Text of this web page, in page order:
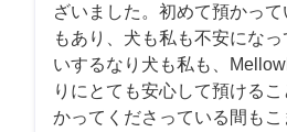
ざいました。初めて預かっ
もあり、犬も私も不安にな
いするなり犬も私も、
りにとても安心して預ける
かってくださっている間も